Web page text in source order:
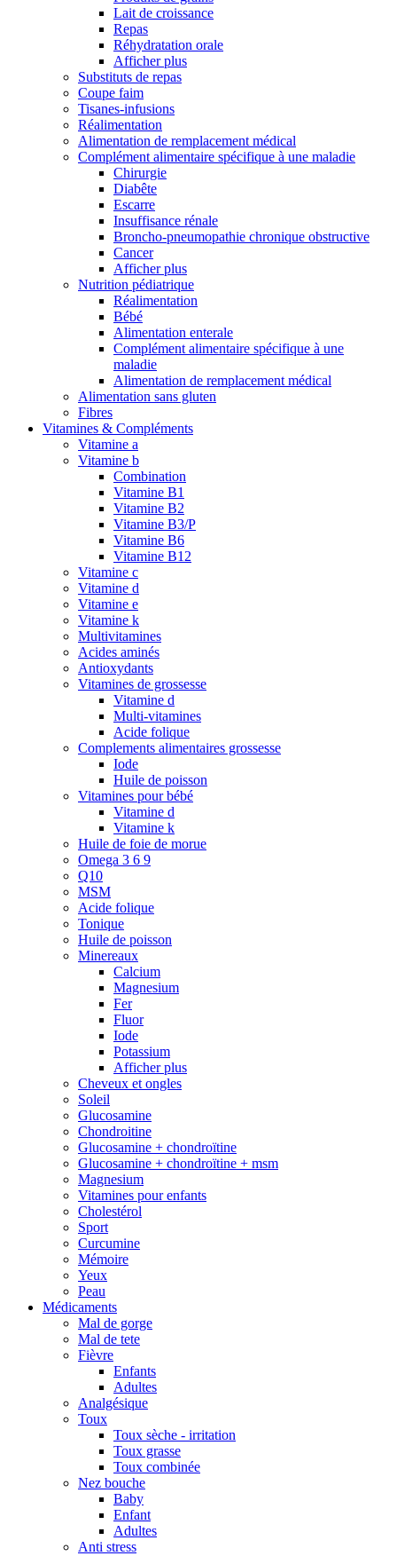
Lait de croissance
Repas
Réhydratation orale
Afficher plus
Substituts de repas
Coupe faim
Tisanes-infusions
Réalimentation
Alimentation de remplacement médical
Complément alimentaire spécifique à une maladie
Chirurgie
Diabête
Escarre
Insuffisance rénale
Broncho-pneumopathie chronique obstructive
Cancer
Afficher plus
Nutrition pédiatrique
Réalimentation
Bébé
Alimentation enterale
Complément alimentaire spécifique à une
maladie
Alimentation de remplacement médical
Alimentation sans gluten
Fibres
Vitamines & Compléments
Vitamine a
Vitamine b
Combination
Vitamine B1
Vitamine B2
Vitamine B3/P
Vitamine B6
Vitamine B12
Vitamine c
Vitamine d
Vitamine e
Vitamine k
Multivitamines
Acides aminés
Antioxydants
Vitamines de grossesse
Vitamine d
Multi-vitamines
Acide folique
Complements alimentaires grossesse
Iode
Huile de poisson
Vitamines pour bébé
Vitamine d
Vitamine k
Huile de foie de morue
Omega 3 6 9
Q10
MSM
Acide folique
Tonique
Huile de poisson
Minereaux
Calcium
Magnesium
Fer
Fluor
Iode
Potassium
Afficher plus
Cheveux et ongles
Soleil
Glucosamine
Chondroitine
Glucosamine + chondroïtine
Glucosamine + chondroïtine + msm
Magnesium
Vitamines pour enfants
Cholestérol
Sport
Curcumine
Mémoire
Yeux
Peau
Médicaments
Mal de gorge
Mal de tete
Fièvre
Enfants
Adultes
Analgésique
Toux
Toux sèche - irritation
Toux grasse
Toux combinée
Nez bouche
Baby
Enfant
Adultes
Anti stress